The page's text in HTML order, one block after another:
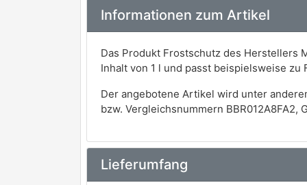
Informationen zum Artikel
Das Produkt Frostschutz des Herstellers
Inhalt von 1 l und passt beispielsweise zu
Der angebotene Artikel wird unter
bzw. Vergleichsnummern BBR012A8FA2,
Lieferumfang